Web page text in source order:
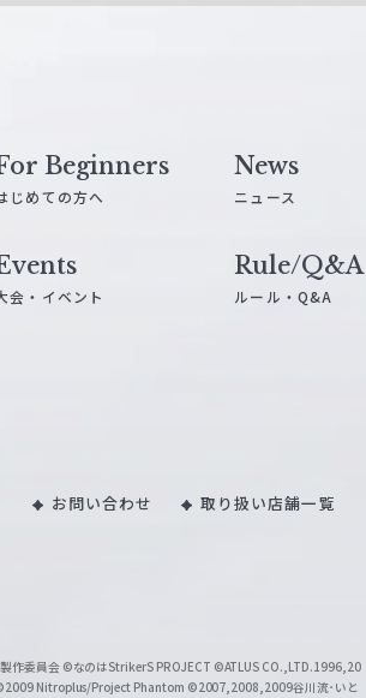
Beginners
じめての方へ
News
ニュース
会・イベント
Rule/Q&A
ルール・Q&A
お問い合わせ 取り扱い店舗一覧
作委員会 ©なのはStrikerS PROJECT ©ATLUS CO.,LTD.1996,20
Nitroplus/Project Phantom ©2007,2008,2009谷川流･いと